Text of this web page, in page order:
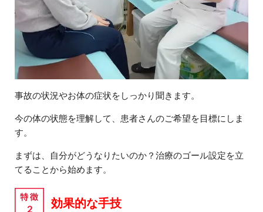
事故の状況やお体の症状をしっかり聞きます。
今の体の状態を理解して、患者さんのご希望を目標にしま
す。
まずは、自分がどうなりたいのか？治療のゴール設定を立
てることから始めます。
効果的な手技